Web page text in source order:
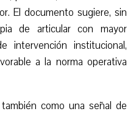
El documento sugiere, sin
de articular con mayor
intervención institucional,
a la norma operativa
como una señal de